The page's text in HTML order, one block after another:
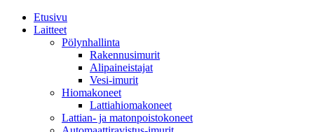
Etusivu
Laitteet
Pölynhallinta
Rakennusimurit
Alipaineistajat
Vesi-imurit
Hiomakoneet
Lattiahiomakoneet
Lattian- ja matonpoistokoneet